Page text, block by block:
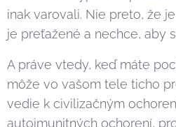
inak varovali. Nie preto, že
je preťažené a nechce, aby
A práve vtedy, keď máte
môže vo vašom tele ticho
vedie k civilizačným
autoimunitných ochorení,